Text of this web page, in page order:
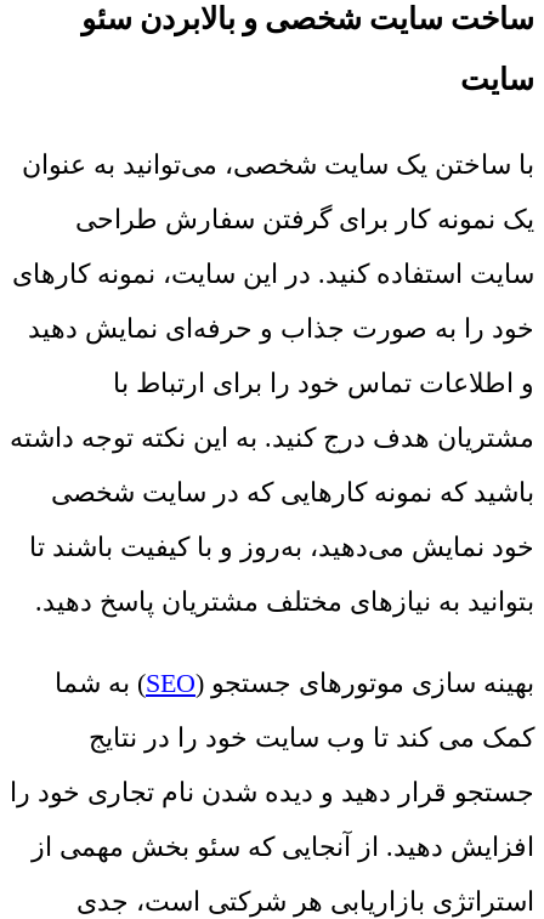
ساخت سایت شخصی و بالابردن سئو
سایت
با ساختن یک سایت شخصی، می‌توانید به عنوان
یک نمونه کار برای گرفتن سفارش طراحی
سایت استفاده کنید. در این سایت، نمونه کارهای
خود را به صورت جذاب و حرفه‌ای نمایش دهید
و اطلاعات تماس خود را برای ارتباط با
مشتریان هدف درج کنید. به این نکته توجه داشته
باشید که نمونه کارهایی که در سایت شخصی
خود نمایش می‌دهید، به‌روز و با کیفیت باشند تا
بتوانید به نیازهای مختلف مشتریان پاسخ دهید.
بهینه سازی موتورهای جستجو (SEO) به شما
کمک می کند تا وب سایت خود را در نتایج
جستجو قرار دهید و دیده شدن نام تجاری خود را
افزایش دهید. از آنجایی که سئو بخش مهمی از
استراتژی بازاریابی هر شرکتی است، جدی